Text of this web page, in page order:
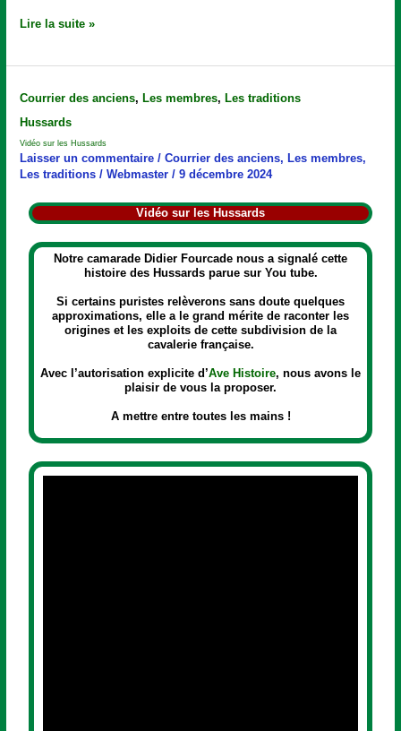
Lire la suite »
Courrier des anciens, Les membres, Les traditions
Hussards
Vidéo sur les Hussards
Laisser un commentaire /Courrier des anciens,Les membres,
Les traditions /Webmaster/9 décembre 2024
Vidéo sur les Hussards
Notre camarade Didier Fourcade nous a signalé cette
histoire des Hussards parue sur You tube.
Si certains puristes relèverons sans doute quelques
approximations, elle a le grand mérite de raconter les
origines et les exploits de cette subdivision de la
cavalerie française.
Avec l’autorisation explicite d’Ave Histoire, nous avons le
plaisir de vous la proposer.
A mettre entre toutes les mains !
Vidéo
les
Hussards